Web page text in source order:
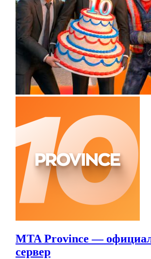
MTA Province —
сервер